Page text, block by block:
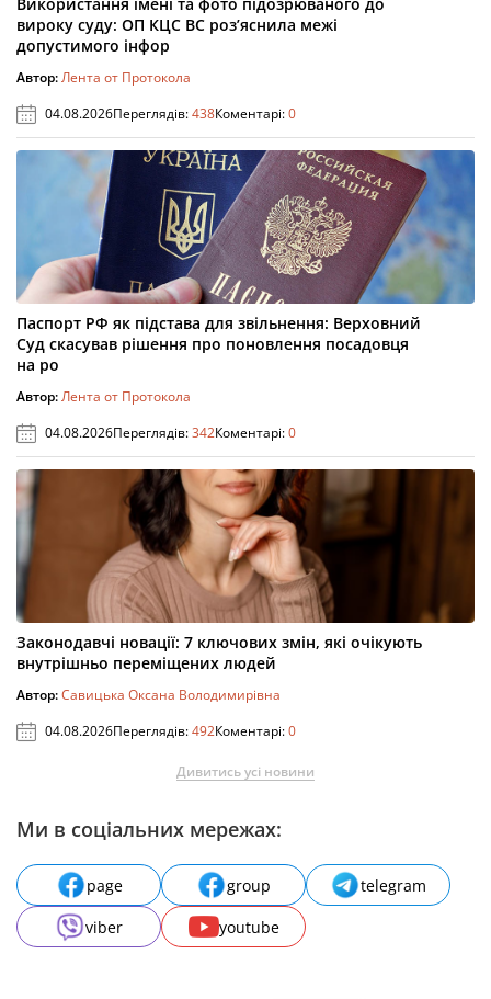
Використання імені та фото підозрюваного до
вироку суду: ОП КЦС ВС роз’яснила межі
допустимого інфор
Автор:Лента от Протокола
04.08.2026Переглядів:438Коментарі:0
Паспорт РФ як підстава для звільнення: Верховний
Суд скасував рішення про поновлення посадовця
на ро
Автор:Лента от Протокола
04.08.2026Переглядів:342Коментарі:0
Законодавчі новації: 7 ключових змін, які очікують
внутрішньо переміщених людей
Автор:Савицька Оксана Володимирівна
04.08.2026Переглядів:492Коментарі:0
Дивитись усі новини
Ми в соціальних мережах:
page group
telegram
viber
youtube